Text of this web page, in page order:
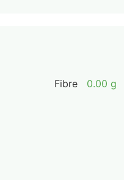
Fibre 0.00 g